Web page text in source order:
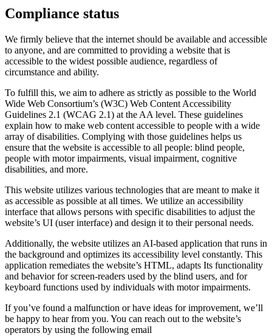
Compliance status
We firmly believe that the internet should be available and accessible
to anyone, and are committed to providing a website that is
accessible to the widest possible audience, regardless of
circumstance and ability.
To fulfill this, we aim to adhere as strictly as possible to the World
Wide Web Consortium’s (W3C) Web Content Accessibility
Guidelines 2.1 (WCAG 2.1) at the AA level. These guidelines
explain how to make web content accessible to people with a wide
array of disabilities. Complying with those guidelines helps us
ensure that the website is accessible to all people: blind people,
people with motor impairments, visual impairment, cognitive
disabilities, and more.
This website utilizes various technologies that are meant to make it
as accessible as possible at all times. We utilize an accessibility
interface that allows persons with specific disabilities to adjust the
website’s UI (user interface) and design it to their personal needs.
Additionally, the website utilizes an AI-based application that runs in
the background and optimizes its accessibility level constantly. This
application remediates the website’s HTML, adapts Its functionality
and behavior for screen-readers used by the blind users, and for
keyboard functions used by individuals with motor impairments.
If you’ve found a malfunction or have ideas for improvement, we’ll
be happy to hear from you. You can reach out to the website’s
operators by using the following email